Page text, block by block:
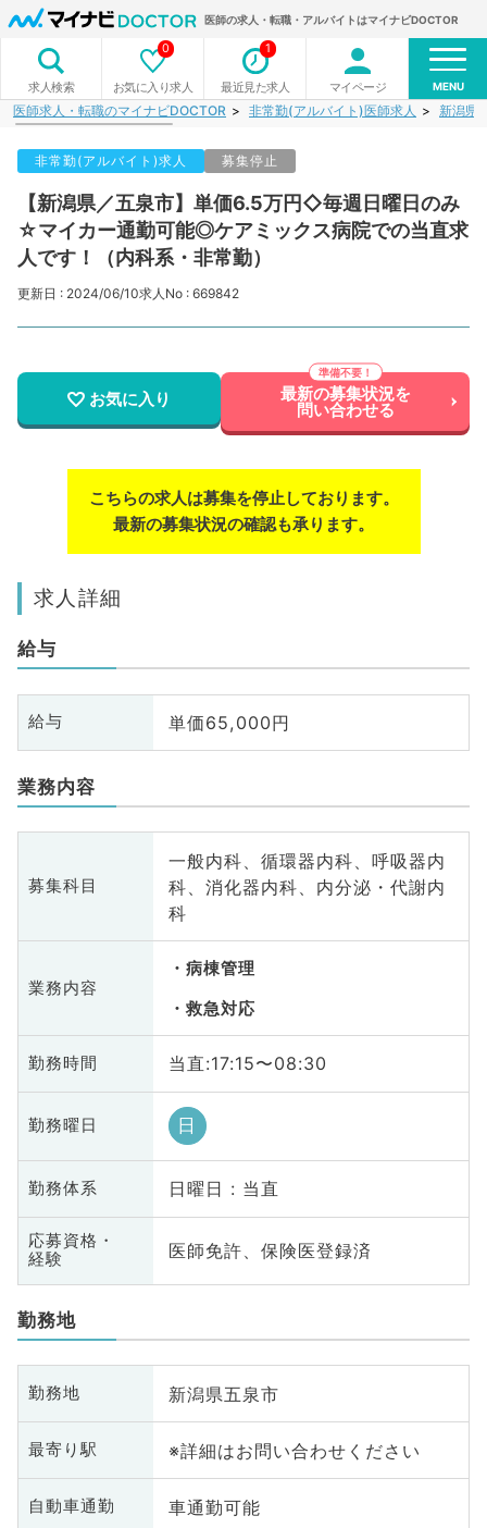
医師の求人・転職・アルバイトはマイナビDOCTOR
求人検索 お気に入り求人
0
最近見た求人
1
マイページ MENU
医師求人・転職のマイナビDOCTOR 非常勤(アルバイト)医師求人 新潟県
非常勤(アルバイト)求人 募集停止
【新潟県／五泉市】単価6.5万円◇毎週日曜日のみ
☆マイカー通勤可能◎ケアミックス病院での当直求
人です！（内科系・非常勤）
更新日 : 2024/06/10求人No : 669842
お気に入り 最新の募集状況を
問い合わせる
こちらの求人は募集を停止しております。
最新の募集状況の確認も承ります。
求人詳細
給与
給与 単価65,000円
業務内容
募集科目
一般内科、循環器内科、呼吸器内
科、消化器内科、内分泌・代謝内
科
業務内容
病棟管理
救急対応
勤務時間 当直:17:15〜08:30
勤務曜日 日
勤務体系 日曜日 : 当直
応募資格・
経験
医師免許、保険医登録済
勤務地
勤務地 新潟県五泉市
最寄り駅 ※詳細はお問い合わせください
自動車通勤 車通勤可能